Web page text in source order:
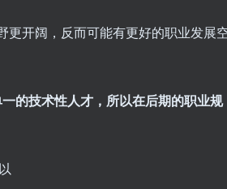
更开阔，反而可能有更好的职业发展
的技术性人才，所以在后期的职业规